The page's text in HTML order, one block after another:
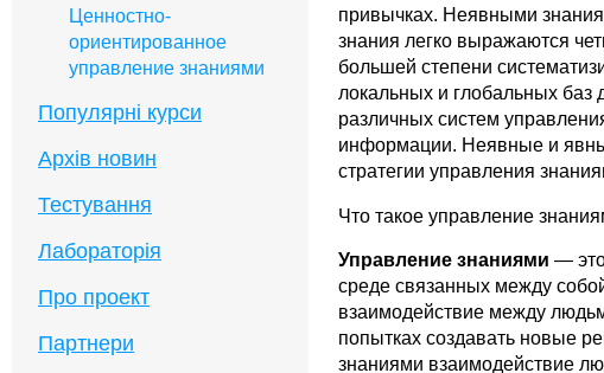
Ценностно-
ориентированное
управление знаниями
Популярні курси
Архів новин
Тестування
Лабораторія
Про проект
Партнери
привычках. Неявными
знания легко выражаются
большей степени
локальных и глобальных
различных систем
информации. Неявные и
стратегии управления
Что такое управление
Управление знаниями —
среде связанных между
взаимодействие между
попытках создавать новые
знаниями взаимодействие